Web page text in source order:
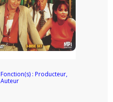
Fonction(s) : Producteur,
Auteur